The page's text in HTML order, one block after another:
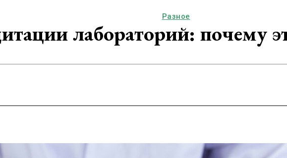
Разное
лабораторий: почему